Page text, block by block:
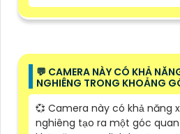
️💬 CAMERA NÀY CÓ KHẢ
NGHIÊNG TRONG KHOẢNG
💞 Camera này có khả năng
nghiêng tạo ra một góc quan